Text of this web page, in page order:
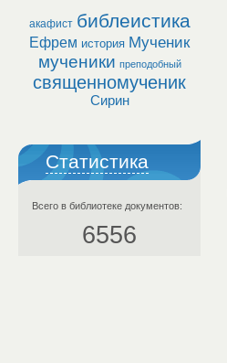
акафист библеистика
Ефрем история Мученик
мученики преподобный
священномученик
Сирин
Статистика
Всего в библиотеке документов:
6556